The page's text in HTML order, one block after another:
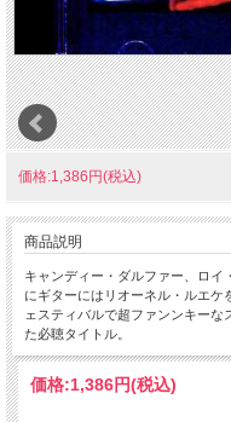
価格:1,386円(税込)
商品説明
キャンディー・ダルファー、ロイ
にギターにはリオーネル・ルエケ
ェスティバルで超ファンンキーな
た必聴タイトル。
価格:1,386円(税込)